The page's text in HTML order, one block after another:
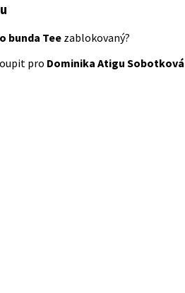
bunda Tee zablokovaný?
pro Dominika Atigu Sobotková